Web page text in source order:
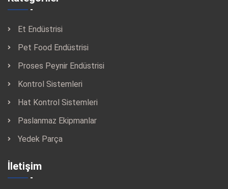
Et Endüstrisi
Pet Food Endüstrisi
Proses Peynir Endüstrisi
Kontrol Sistemleri
Hat Kontrol Sistemleri
Paslanmaz Ekipmanlar
Yedek Parça
İletişim